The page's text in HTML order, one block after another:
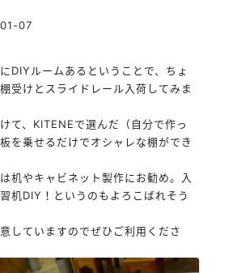
07
DIYルームあるということで、ちょ
受けとスライドレール入荷してみま
て、KITENEで選んだ（自分で作っ
を乗せるだけでオシャレな棚ができ
机やキャビネット製作にお勧め。入
机DIY！というのもよろこばれそう
していますのでぜひご利用くださ